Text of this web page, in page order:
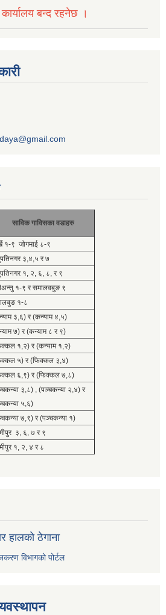
कार्यालय बन्द रहनेछ ।
साविक गाविसका वडाहरु
१-९ जोगमाई ८-९
३,४,५ र ७
१, २, ६, ८, र ९
१-९ र समालवबुङ ९
१-८
३,६) र (कन्याम ४,५)
७) र (कन्याम ८ र ९)
१,२) र (कन्याम १,२)
५) र (फिक्कल ३,४)
६,९) र (फिक्कल ७,८)
३,८) , (पञ्चकन्या २,४) र
५,६)
७,९) र (पञ्चकन्या १)
३, ६, ७ र ९
१, २, ४ र ८
हालको ठेगाना
विभागको पोर्टल